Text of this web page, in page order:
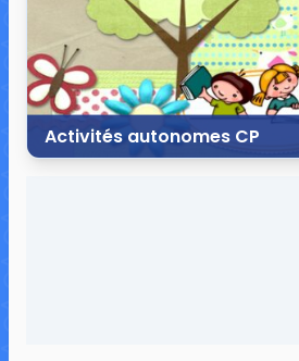
Activités autonomes CP